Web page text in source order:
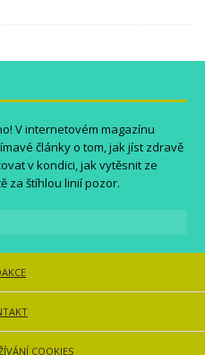
V internetovém magazínu
články o tom, jak jíst zdravě
v kondici, jak vytěsnit ze
za štíhlou linií pozor.
COOKIES